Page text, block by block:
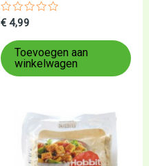
Gewaardeerd
uit
5
€ 4,99
Toevoegen aan
winkelwagen